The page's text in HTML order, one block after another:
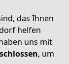
das Ihnen
helfen
uns mit
, um